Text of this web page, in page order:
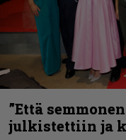
”Että
julkistettiin ja